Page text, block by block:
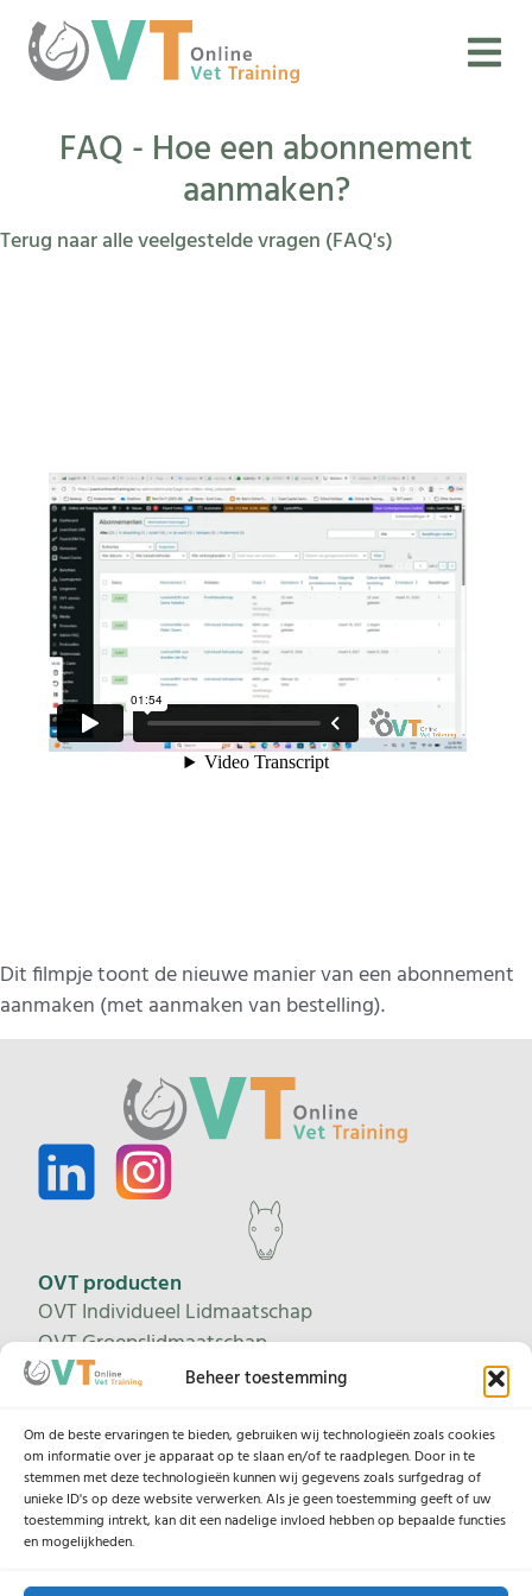
Beheer toestemming
Om de beste ervaringen te bieden, gebruiken wij technologieën zoals cookies
om informatie over je apparaat op te slaan en/of te raadplegen. Door in te
stemmen met deze technologieën kunnen wij gegevens zoals surfgedrag of
unieke ID's op deze website verwerken. Als je geen toestemming geeft of uw
toestemming intrekt, kan dit een nadelige invloed hebben op bepaalde functies
en mogelijkheden.
FAQ - Hoe een abonnement
aanmaken?
Terug naar alle veelgestelde vragen (FAQ's)
Dit filmpje toont de nieuwe manier van een abonnement
aanmaken (met aanmaken van bestelling).
OVT producten
OVT Individueel Lidmaatschap
OVT Groepslidmaatschap
Proeflidmaatschap
Help
Contacteer ons